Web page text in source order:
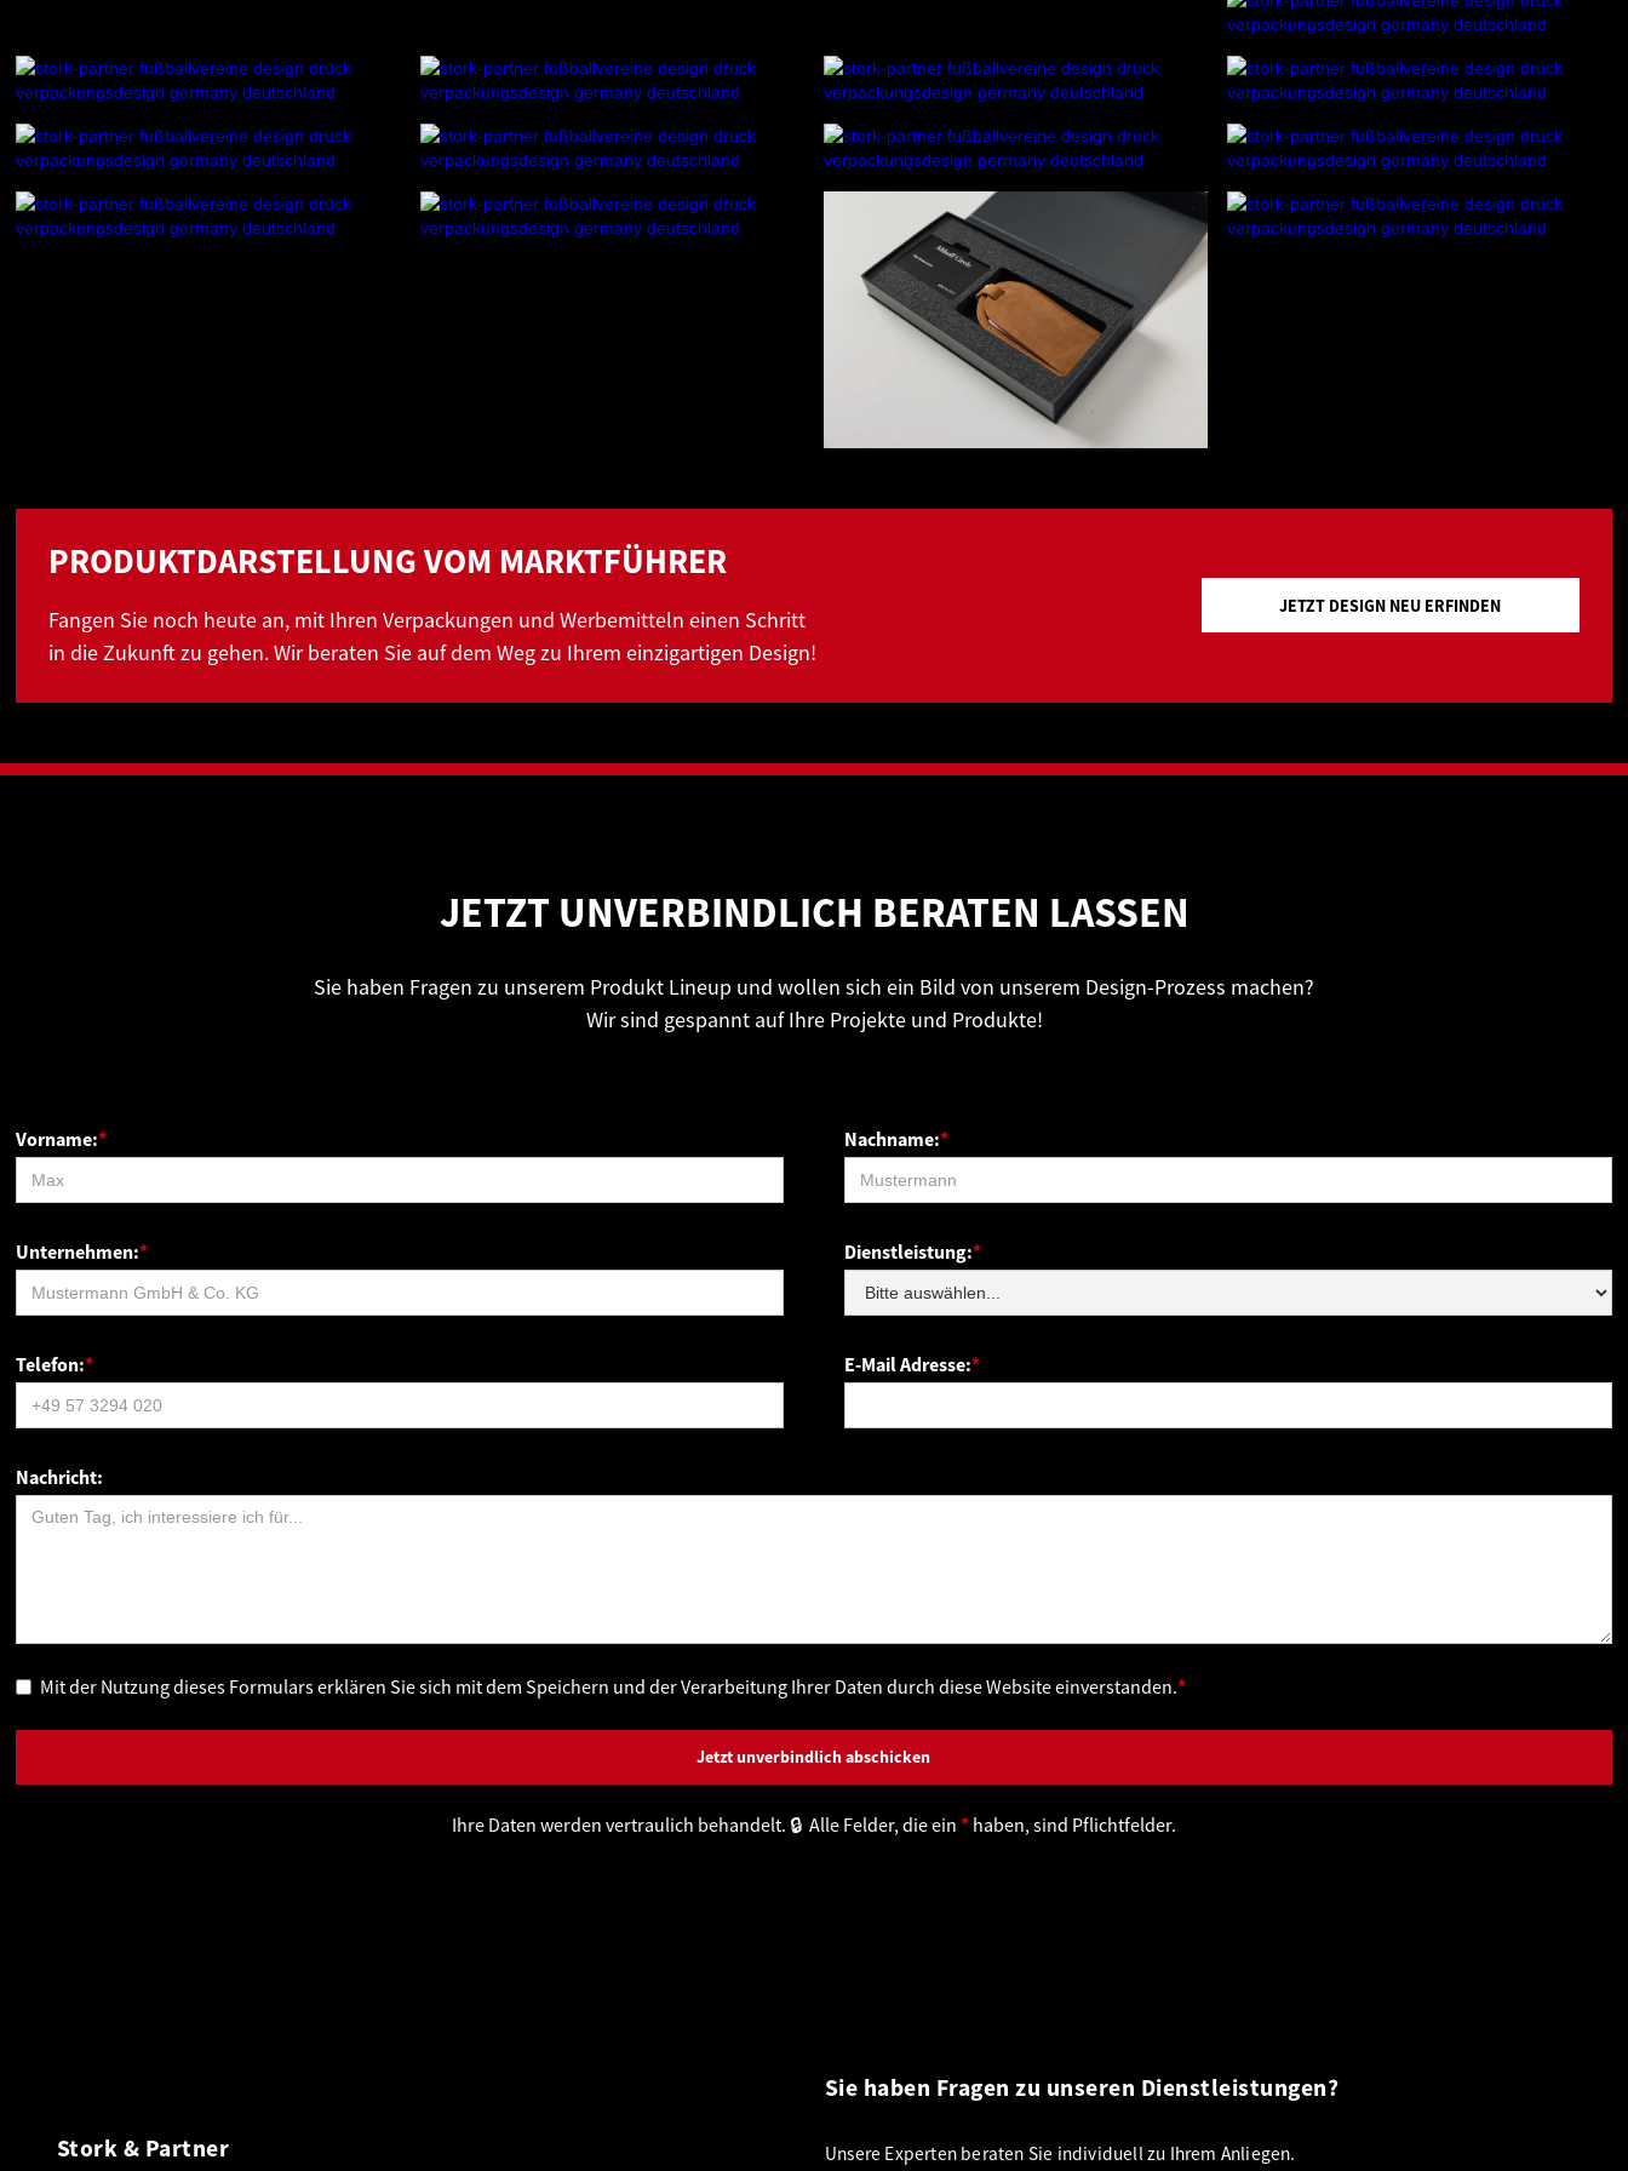
PRODUKTDARSTELLUNG VOM MARKTFÜHRER
Fangen Sie noch heute an, mit Ihren Verpackungen und Werbemitteln einen Schritt
in die Zukunft zu gehen. Wir beraten Sie auf dem Weg zu Ihrem einzigartigen Design!
JETZT DESIGN NEU ERFINDEN
JETZT UNVERBINDLICH BERATEN LASSEN
Sie haben Fragen zu unserem Produkt Lineup und wollen sich ein Bild von unserem Design-Prozess machen?
Wir sind gespannt auf Ihre Projekte und Produkte!
Vorname:* Nachname:*
Unternehmen:* Dienstleistung:*
Telefon:* E-Mail Adresse:*
Nachricht:
Mit der Nutzung dieses Formulars erklären Sie sich mit dem Speichern und der Verarbeitung Ihrer Daten durch diese Website einverstanden.*
Ihre Daten werden vertraulich behandelt. 🔒 Alle Felder, die ein *haben, sind Pflichtfelder.
Stork & Partner
Sie haben Fragen zu unseren Dienstleistungen?
Unsere Experten beraten Sie individuell zu Ihrem Anliegen.